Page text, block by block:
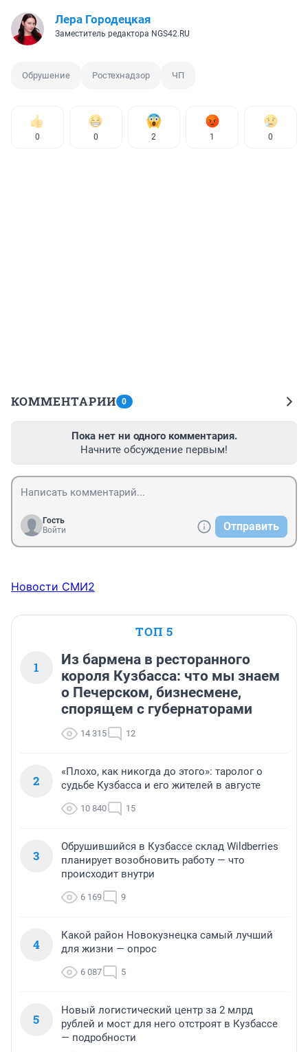
Лера Городецкая
Заместитель редактора NGS42.RU
Обрушение Ростехнадзор ЧП
0 0 2 1 0
КОММЕНТАРИИ 0
Пока нет ни одного комментария.
Начните обсуждение первым!
Гость
Войти
Отправить
Новости СМИ2
ТОП 5
1
Из бармена в ресторанного
короля Кузбасса: что мы знаем
о Печерском, бизнесмене,
спорящем с губернаторами
14 315 12
2
«Плохо, как никогда до этого»: таролог о
судьбе Кузбасса и его жителей в августе
10 840 15
3
Обрушившийся в Кузбассе склад Wildberries
планирует возобновить работу — что
происходит внутри
6 169 9
4
Какой район Новокузнецка самый лучший
для жизни — опрос
6 087 5
5
Новый логистический центр за 2 млрд
рублей и мост для него отстроят в Кузбассе
— подробности